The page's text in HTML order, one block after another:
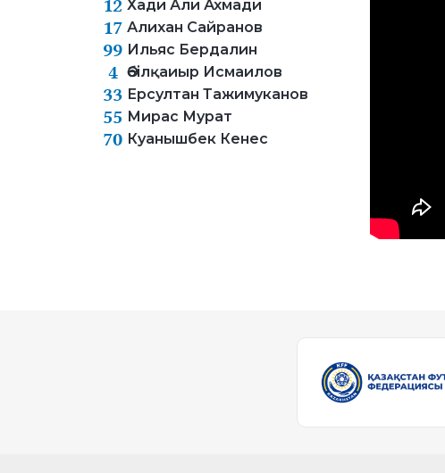
12 Хади Али Ахмади
17 Алихан Сайранов
99 Ильяс Бердалин
4 Әбілқаиыр Исмаилов
33 Ерсултан Тажимуканов
55 Мирас Мурат
70 Куанышбек Кенес